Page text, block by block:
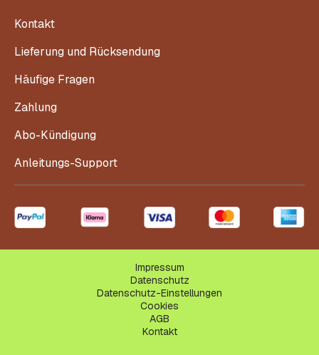
Kontakt
Lieferung und Rücksendung
Häufige Fragen
Zahlung
Abo-Kündigung
Anleitungs-Support
Impressum
Datenschutz
Datenschutz-Einstellungen
Cookies
AGB
Kontakt